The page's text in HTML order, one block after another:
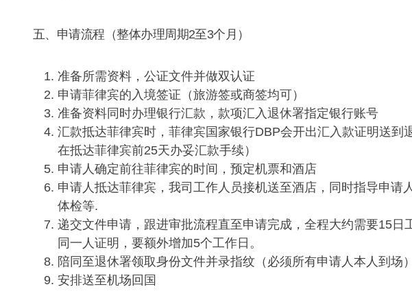
五、申请流程（整体办理周期2至3个月）
准备所需资料，公证文件并做双认证
申请菲律宾的入境签证（旅游签或商签均可）
准备资料同时办理银行汇款，款项汇入退休署指定银行账号
汇款抵达菲律宾时，菲律宾国家银行DBP会开出汇入款证明送到
在抵达菲律宾前25天办妥汇款手续）
申请人确定前往菲律宾的时间，预定机票和酒店
申请人抵达菲律宾，我司工作人员接机送至酒店，同时指导申请
体检等.
递交文件申请，跟进审批流程直至申请完成，全程大约需要15日
同一人证明，要额外增加5个工作日。
陪同至退休署领取身份文件并录指纹（必须所有申请人本人到场）
安排送至机场回国